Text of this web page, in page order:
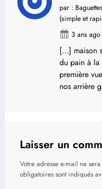
par :
(simple et
3 ans ago
[…] maison
du pain à la
première
nos arrière
Laisser un
Votre adresse e-mail ne
obligatoires sont indiqués